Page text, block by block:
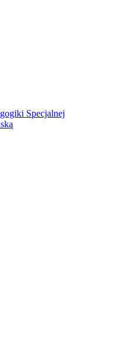
Specjalnej